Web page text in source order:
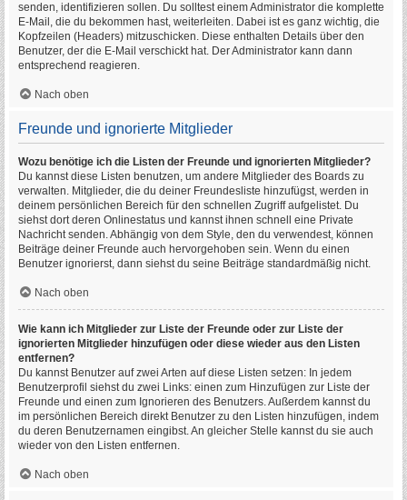
senden, identifizieren sollen. Du solltest einem Administrator die komplette
E-Mail, die du bekommen hast, weiterleiten. Dabei ist es ganz wichtig, die
Kopfzeilen (Headers) mitzuschicken. Diese enthalten Details über den
Benutzer, der die E-Mail verschickt hat. Der Administrator kann dann
entsprechend reagieren.
Nach oben
Freunde und ignorierte Mitglieder
Wozu benötige ich die Listen der Freunde und ignorierten Mitglieder?
Du kannst diese Listen benutzen, um andere Mitglieder des Boards zu
verwalten. Mitglieder, die du deiner Freundesliste hinzufügst, werden in
deinem persönlichen Bereich für den schnellen Zugriff aufgelistet. Du
siehst dort deren Onlinestatus und kannst ihnen schnell eine Private
Nachricht senden. Abhängig von dem Style, den du verwendest, können
Beiträge deiner Freunde auch hervorgehoben sein. Wenn du einen
Benutzer ignorierst, dann siehst du seine Beiträge standardmäßig nicht.
Nach oben
Wie kann ich Mitglieder zur Liste der Freunde oder zur Liste der
ignorierten Mitglieder hinzufügen oder diese wieder aus den Listen
entfernen?
Du kannst Benutzer auf zwei Arten auf diese Listen setzen: In jedem
Benutzerprofil siehst du zwei Links: einen zum Hinzufügen zur Liste der
Freunde und einen zum Ignorieren des Benutzers. Außerdem kannst du
im persönlichen Bereich direkt Benutzer zu den Listen hinzufügen, indem
du deren Benutzernamen eingibst. An gleicher Stelle kannst du sie auch
wieder von den Listen entfernen.
Nach oben